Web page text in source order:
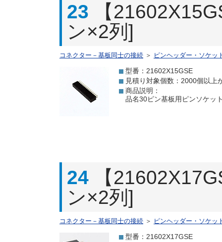
23
【
ン×2列]
コネクター－基板同士の接続 ＞ ピンヘッダー・ソケッ
型番：21602X15GSE
見積り対象個数：2000個以上
商品説明：
品名30ピン基板用ピンソケッ
24
【
ン×2列]
コネクター－基板同士の接続 ＞ ピンヘッダー・ソケッ
型番：21602X17GSE